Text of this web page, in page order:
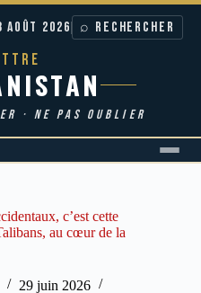
AOÛT 2026 ⌕ RECHERCHER
· NE PAS OUBLIER
c’est cette
au cœur de la
29 juin 2026